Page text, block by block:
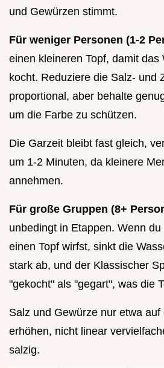
und Gewürzen stimmt.
Für weniger Personen (1-2
einen kleineren Topf, damit das
kocht. Reduziere die Salz- und
proportional, aber behalte
um die Farbe zu schützen.
Die Garzeit bleibt fast gleich,
um 1-2 Minuten, da kleinere
annehmen.
Für große Gruppen (8+
unbedingt in Etappen. Wenn
einen Topf wirfst, sinkt die
stark ab, und der Klassischer
"gekocht" als "gegart", was die
Salz und Gewürze nur etwa
erhöhen, nicht linear
salzig.